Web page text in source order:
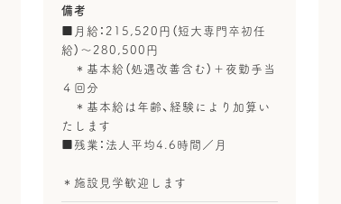
備考
■月給：215,520円（短大専門卒初任
給）～280,500円
＊基本給（処遇改善含む）＋夜勤手当
４回分
＊基本給は年齢、経験により加算い
たします
■残業：法人平均4.6時間／月
＊施設見学歓迎します